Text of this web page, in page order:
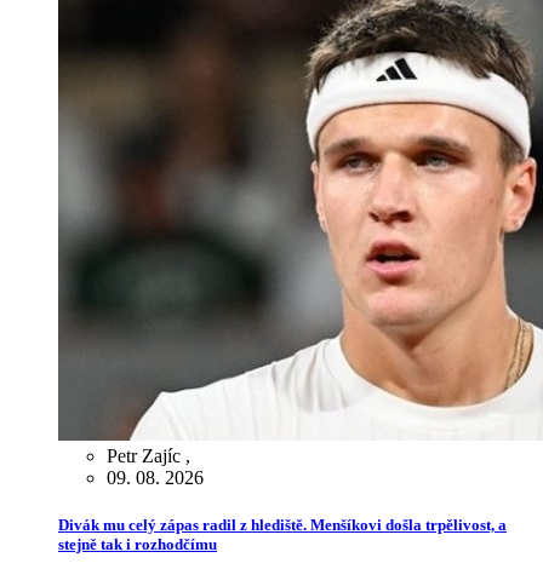
Petr Zajíc ,
09. 08. 2026
Divák mu celý zápas radil z hlediště. Menšíkovi došla trpělivost, a
stejně tak i rozhodčímu